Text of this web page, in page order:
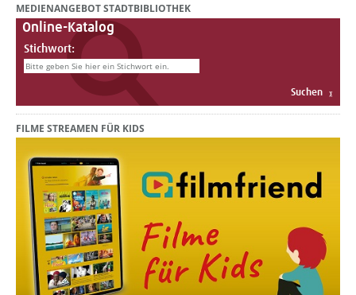
MEDIENANGEBOT STADTBIBLIOTHEK
Online-Katalog
Stichwort:
FILME STREAMEN FÜR KIDS